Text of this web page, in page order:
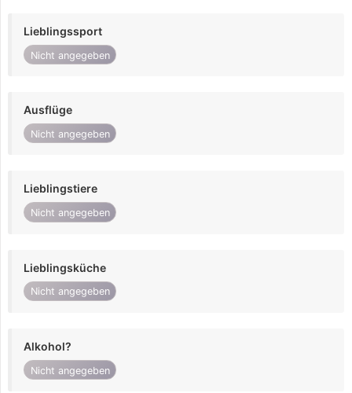
Lieblingssport
Nicht angegeben
Ausflüge
Nicht angegeben
Lieblingstiere
Nicht angegeben
Lieblingsküche
Nicht angegeben
Alkohol?
Nicht angegeben